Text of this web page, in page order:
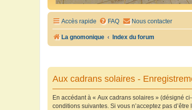
Accès rapide FAQ Nous contacter
La gnomonique Index du forum
Aux cadrans solaires -
En accédant à « Aux cadrans solaires » (désigné
conditions suivantes. Si vous n’acceptez pas